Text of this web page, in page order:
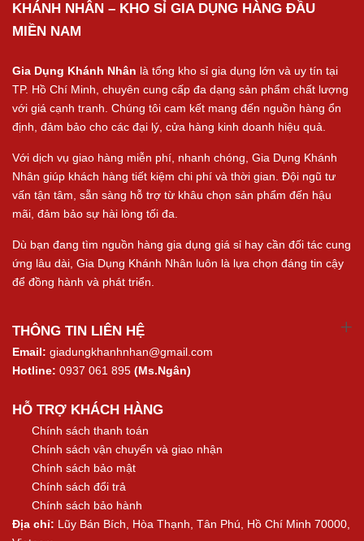
KHÁNH NHÂN – KHO SỈ GIA DỤNG HÀNG ĐẦU
MIỀN NAM
Gia Dụng Khánh Nhân là tổng kho sỉ gia dụng lớn và uy tín tại
TP. Hồ Chí Minh, chuyên cung cấp đa dạng sản phẩm chất lượng
với giá cạnh tranh. Chúng tôi cam kết mang đến nguồn hàng ổn
định, đảm bảo cho các đại lý, cửa hàng kinh doanh hiệu quả.
Với dịch vụ giao hàng miễn phí, nhanh chóng, Gia Dụng Khánh
Nhân giúp khách hàng tiết kiệm chi phí và thời gian. Đội ngũ tư
vấn tận tâm, sẵn sàng hỗ trợ từ khâu chọn sản phẩm đến hậu
mãi, đảm bảo sự hài lòng tối đa.
Dù bạn đang tìm nguồn hàng gia dụng giá sỉ hay cần đối tác cung
ứng lâu dài, Gia Dụng Khánh Nhân luôn là lựa chọn đáng tin cậy
để đồng hành và phát triển.
THÔNG TIN LIÊN HỆ
Email: giadungkhanhnhan@gmail.com
Hotline: 0937 061 895 (Ms.Ngân)
HỖ TRỢ KHÁCH HÀNG
Chính sách thanh toán
Chính sách vận chuyển và giao nhận
Chính sách bảo mật
Chính sách đổi trả
Chính sách bảo hành
Địa chỉ: Lũy Bán Bích, Hòa Thạnh, Tân Phú, Hồ Chí Minh 70000,